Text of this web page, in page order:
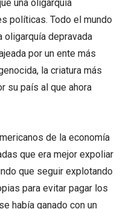
una oligarquía
políticas. Todo el mundo
oligarquía depravada
por un ente más
la criatura más
su país al que ahora
de la economía
que era mejor expoliar
que seguir explotando
para evitar pagar los
había ganado con un